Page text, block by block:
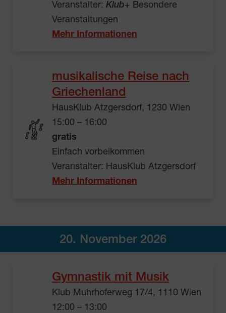
Veranstalter: Klub+ Besondere
Veranstaltungen
Mehr Informationen
musikalische Reise nach
Griechenland
HausKlub Atzgersdorf, 1230 Wien
15:00 – 16:00
gratis
Einfach vorbeikommen
Veranstalter: HausKlub Atzgersdorf
Mehr Informationen
20. November 2026
Gymnastik mit Musik
Klub Muhrhoferweg 17/4, 1110 Wien
12:00 – 13:00